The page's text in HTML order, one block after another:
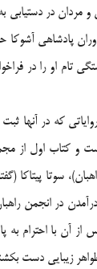
در دستيابي
تام او را در
كه در آنها
زندگي راهبان)‌،
در انجمن
زن بودنش تا 3 مرتبه رد
زيبايي دست